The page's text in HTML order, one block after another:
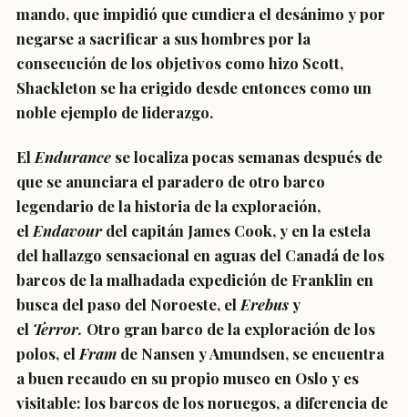
mando, que impidió que cundiera el desánimo y por
negarse a sacrificar a sus hombres por la
consecución de los objetivos como hizo Scott,
Shackleton se ha erigido desde entonces como un
noble ejemplo de liderazgo.
El Endurance se localiza pocas semanas después de
que se anunciara el paradero de otro barco
legendario de la historia de la exploración,
el Endavourdel capitán James Cook, y en la estela
del hallazgo sensacional en aguas del Canadá de los
barcos de la malhadada expedición de Franklin en
busca del paso del Noroeste, el Erebusy
el Terror. Otro gran barco de la exploración de los
polos, el Fram de Nansen y Amundsen, se encuentra
a buen recaudo en su propio museo en Oslo y es
visitable: los barcos de los noruegos, a diferencia de